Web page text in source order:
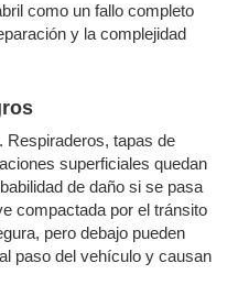
como un fallo completo
y la complejidad
Respiraderos, tapas de
superficiales quedan
de daño si se pasa
compactada por el tránsito
pero debajo pueden
paso del vehículo y causan